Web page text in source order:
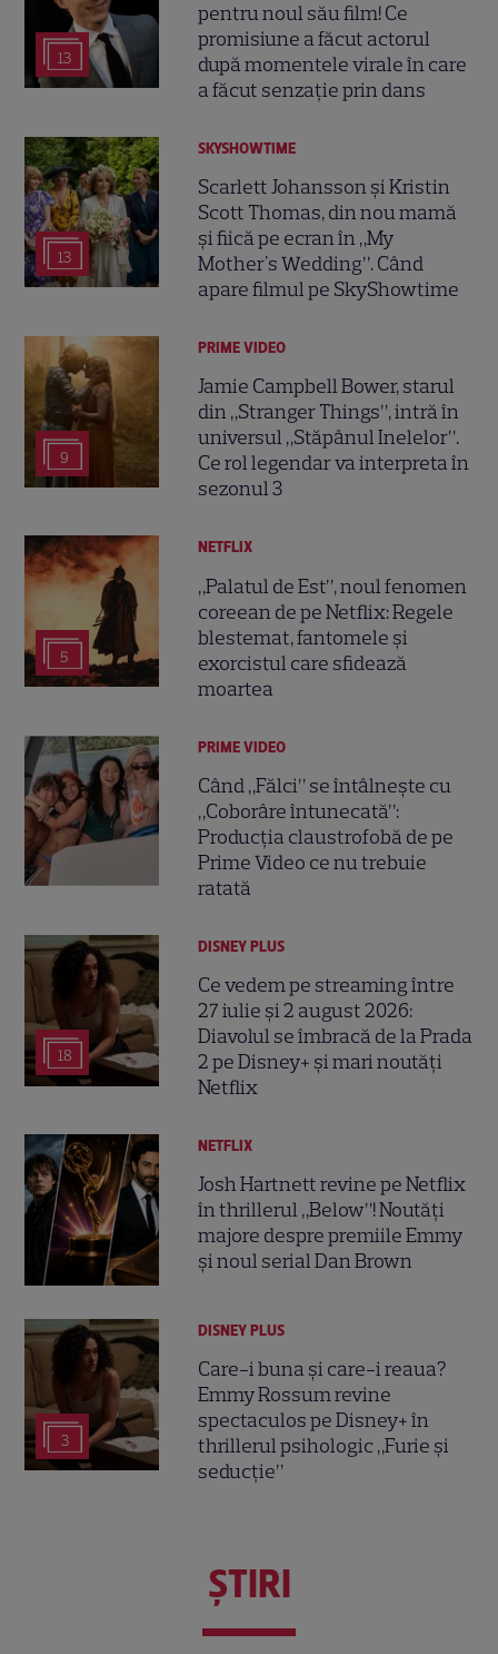
13
pentru noul său film! Ce
promisiune a făcut actorul
după momentele virale în care
a făcut senzație prin dans
13
SKYSHOWTIME
Scarlett Johansson și Kristin
Scott Thomas, din nou mamă
și fiică pe ecran în „My
Mother's Wedding”. Când
apare filmul pe SkyShowtime
9
PRIME VIDEO
Jamie Campbell Bower, starul
din „Stranger Things”, intră în
universul „Stăpânul Inelelor”.
Ce rol legendar va interpreta în
sezonul 3
5
NETFLIX
„Palatul de Est”, noul fenomen
coreean de pe Netflix: Regele
blestemat, fantomele și
exorcistul care sfidează
moartea
PRIME VIDEO
Când „Fălci” se întâlnește cu
„Coborâre întunecată”:
Producția claustrofobă de pe
Prime Video ce nu trebuie
ratată
18
DISNEY PLUS
Ce vedem pe streaming între
27 iulie și 2 august 2026:
Diavolul se îmbracă de la Prada
2 pe Disney+ și mari noutăți
Netflix
NETFLIX
Josh Hartnett revine pe Netflix
în thrillerul „Below”! Noutăți
majore despre premiile Emmy
și noul serial Dan Brown
3
DISNEY PLUS
Care-i buna și care-i reaua?
Emmy Rossum revine
spectaculos pe Disney+ în
thrillerul psihologic „Furie și
seducție”
ŞTIRI